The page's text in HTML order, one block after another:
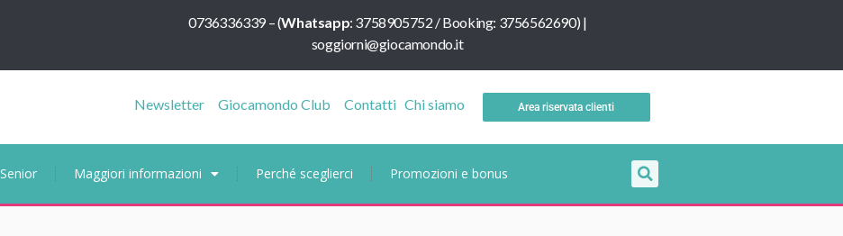
0736336339 –(Whatsapp: 3758905752 /Booking: 3756562690) |
soggiorni@giocamondo.it
Newsletter Giocamondo Club Contatti Chi siamo Area riservata clienti
Maggiori informazioni Perché sceglierci Promozioni e bonus